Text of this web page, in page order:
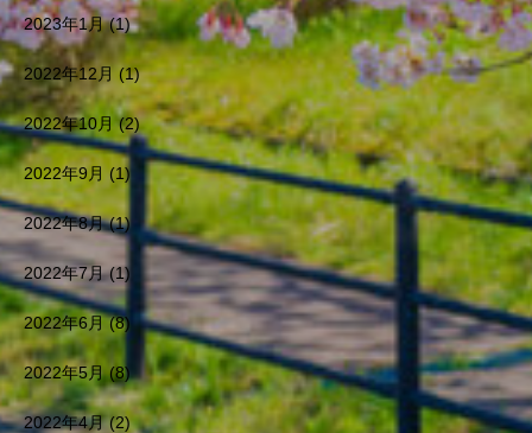
2023年1月(1)
2022年12月 (1)
2022年10月 (2)
2022年9月 (1)
2022年8月(1)
2022年7月(1)
2022年6月(8)
2022年5月(8)
2022年4月(2)